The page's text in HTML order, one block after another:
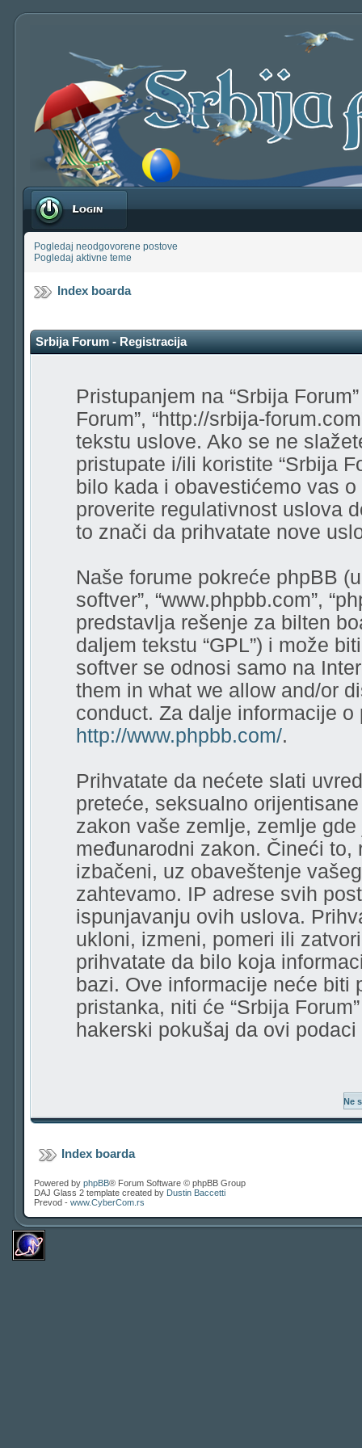
Prijavite se
Pogledaj neodgovorene postove
Pogledaj aktivne teme
Index boarda
Srbija Forum - Registracija
Pristupanjem na “Srbija
Forum”, “http://srbija-
tekstu uslove. Ako se ne
pristupate i/ili koristite “Srbija
bilo kada i obavestićemo vas
proverite regulativnost uslova
to znači da prihvatate nove
Naše forume pokreće phpBB
softver”, “www.phpbb.com”,
predstavlja rešenje za bilten
daljem tekstu “GPL”) i može
softver se odnosi samo na
them in what we allow and/or
conduct. Za dalje informacije
http://www.phpbb.com/.
Prihvatate da nećete slati
preteće, seksualno
zakon vaše zemlje, zemlje gde
međunarodni zakon. Čineći
izbačeni, uz obaveštenje
zahtevamo. IP adrese svih
ispunjavanju ovih uslova.
ukloni, izmeni, pomeri ili
prihvatate da bilo koja
bazi. Ove informacije neće
pristanka, niti će “Srbija
hakerski pokušaj da ovi
Index boarda
Powered by phpBB® Forum Software © phpBB Group
DAJ Glass 2 template created by Dustin Baccetti
Prevod - www.CyberCom.rs